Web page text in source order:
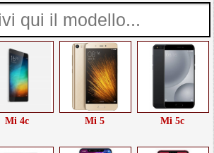
Mi 4c Mi 5 Mi 5c